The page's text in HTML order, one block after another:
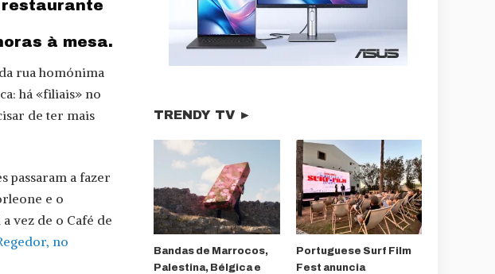
restaurante
à mesa.
rua homónima
há «filiais» no
de ter mais
passaram a fazer
e o
vez de o Café de
no
TRENDY TV ►
Bandas de Marrocos,
Palestina, Bélgica e
Portuguese Surf Film
Fest anuncia